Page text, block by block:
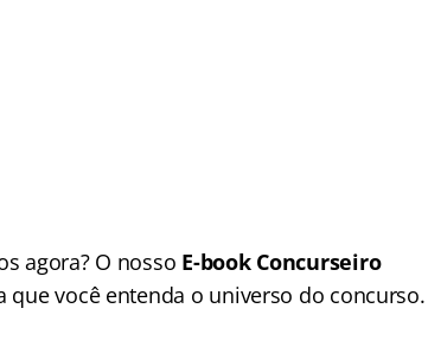
agora? O nosso E-book Concurseiro
você entenda o universo do concurso.